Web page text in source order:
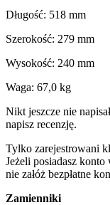
Długość: 518 mm
Szerokość: 279 mm
Wysokość: 240 mm
Waga: 67,0 kg
Nikt jeszcze nie
napisz recenzję.
Tylko zarejestrowani
Jeżeli posiadasz
nie załóż bezpłatne
Zamienniki